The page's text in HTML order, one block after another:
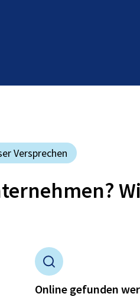
Versprechen
Online gefunden